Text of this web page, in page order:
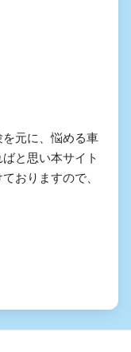
元に、悩める車
と思い本サイト
おりますので、